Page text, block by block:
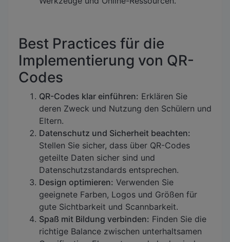
Best Practices für die
Implementierung von QR-
Codes
QR-Codes klar einführen: Erklären Sie
deren Zweck und Nutzung den Schülern und
Eltern.
Datenschutz und Sicherheit beachten:
Stellen Sie sicher, dass über QR-Codes
geteilte Daten sicher sind und
Datenschutzstandards entsprechen.
Design optimieren: Verwenden Sie
geeignete Farben, Logos und Größen für
gute Sichtbarkeit und Scannbarkeit.
Spaß mit Bildung verbinden: Finden Sie die
richtige Balance zwischen unterhaltsamen